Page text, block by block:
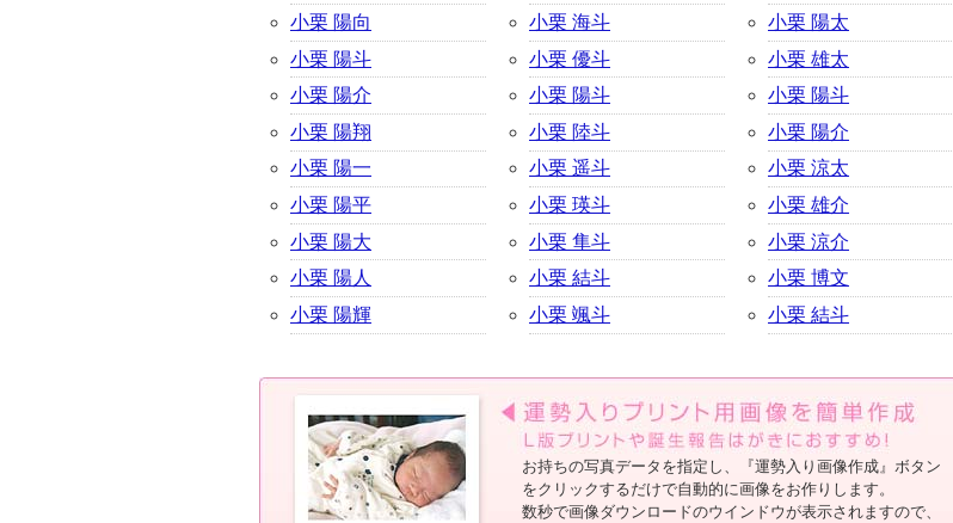
小栗 陽向
小栗 陽斗
小栗 陽介
小栗 陽翔
小栗 陽一
小栗 陽平
小栗 陽大
小栗 陽人
小栗 陽輝
小栗 海斗
小栗 優斗
小栗 陽斗
小栗 陸斗
小栗 遥斗
小栗 瑛斗
小栗 隼斗
小栗 結斗
小栗 颯斗
小栗 陽太
小栗 雄太
小栗 陽斗
小栗 陽介
小栗 涼太
小栗 雄介
小栗 涼介
小栗 博文
小栗 結斗
お持ちの写真データを指定し、『運勢入り画像作成』ボタン
をクリックするだけで自動的に画像をお作りします。
数秒で画像ダウンロードのウインドウが表示されますので、